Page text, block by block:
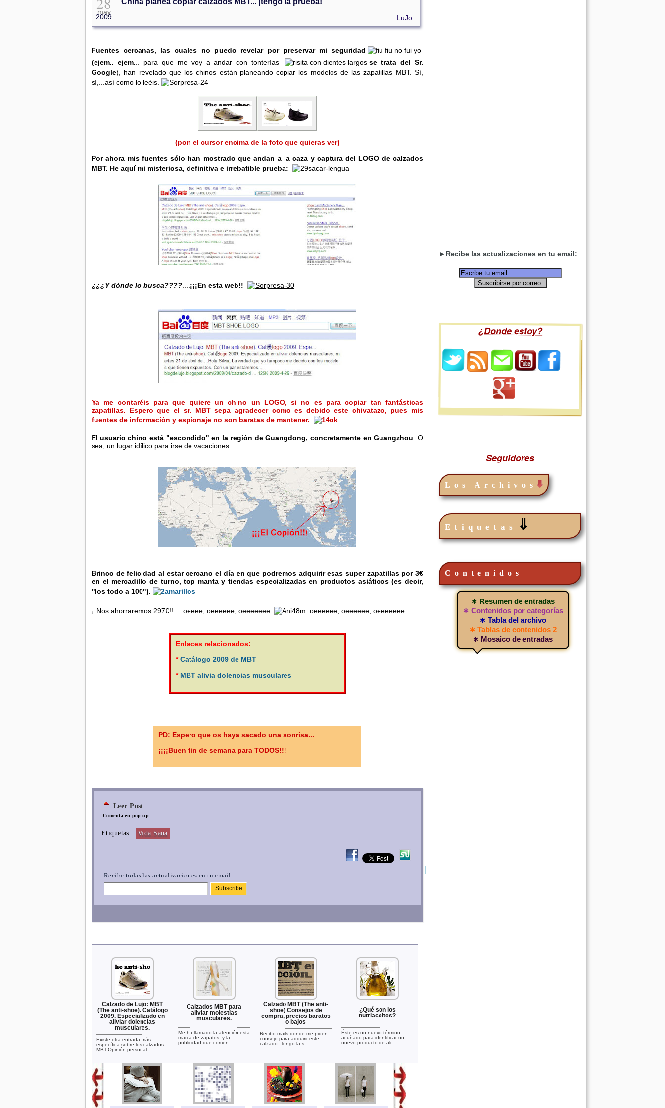
may
2009
China planea copiar calzados MBT... ¡tengo la prueba!
LuJo
Fuentes cercanas, las cuales no puedo revelar por preservar mi seguridad
(ejem.. ejem. .. para que me voy a andar con tonterías
se trata del Sr.
Google), han revelado que los chinos están planeando copiar los modelos de las zapatillas MBT. Sí,
sí,...así como lo leéis.
(pon el cursor encima de la foto que quieras ver)
Por ahora mis fuentes sólo han mostrado que andan a la caza y captura del LOGO de calzados
MBT. He aquí mi misteriosa, definitiva e irrebatible prueba:
¿¿¿Y dónde lo busca???? ¡¡¡En esta web!!
Ya me contaréis para que quiere un chino un LOGO, si no es para copiar tan fantásticas
zapatillas. Espero que el sr. MBT sepa agradecer como es debido este chivatazo, pues mis
fuentes de información y espionaje no son baratas de mantener.
El usuario chino está "escondido" en la región de Guangdong, concretamente en Guangzhou . O
sea, un lugar idílico para irse de vacaciones.
Brinco de felicidad al estar cercano el día en que podremos adquirir esas super zapatillas por 3€
en el mercadillo de turno, top manta y tiendas especializadas en productos asiáticos (es decir,
"los todo a 100").
¡¡Nos ahorraremos 297€!!.... oeeee, oeeeeee, oeeeeeee oeeeeee, oeeeeee, oeeeeeee
Enlaces relacionados:
*Catálogo 2009 de MBT
* MBT alivia dolencias musculares
PD: Espero que os haya sacado una sonrisa...
¡¡¡¡Buen fin de semana para TODOS!!!
Leer Post
Comenta en pop-up
Etiquetas: Vida.Sana
Recibe todas las actualizaciones en tu email.
Calzado de Lujo: MBT
(The anti-shoe). Catálogo
2009. Especializado en
aliviar dolencias
musculares.
Existe otra entrada más
específica sobre los calzados
MBT:Opinión personal ...
Calzados MBT para
aliviar molestias
musculares.
Me ha llamado la atención esta
marca de zapatos, y la
publicidad que comen ...
Calzado MBT (The anti-
shoe) Consejos de
compra, precios baratos
o bajos
Recibo mails donde me piden
consejo para adquirir este
calzado. Tengo la s ...
¿Qué son los
nutriaceites?
Éste es un nuevo término
acuñado para identificar un
nuevo producto de ali ...
►Recibe las actualizaciones en tu email:
¿Donde estoy?
Seguidores
Los Archivos
Etiquetas ⇓
Contenidos
∗ Resumen de entradas
∗ Contenidos por categorías
∗ Tabla del archivo
∗ Tablas de contenidos 2
∗ Mosaico de entradas